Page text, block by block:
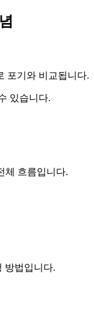
포기와 비교됩니다.
있습니다.
체 흐름입니다.
방법입니다.